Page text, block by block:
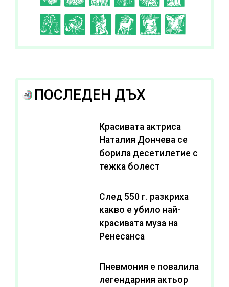
I J K L A B
ПОСЛЕДЕН ДЪХ
Красивата актриса
Наталия Дончева се
борила десетилетие с
тежка болест
След 550 г. разкриха
какво е убило най-
красивата муза на
Ренесанса
Пневмония е повалила
легендарния актьор